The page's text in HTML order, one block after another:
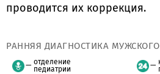
проводится их коррекция.
РАННЯЯ ДИАГНОСТИКА
отделение
педиатрии